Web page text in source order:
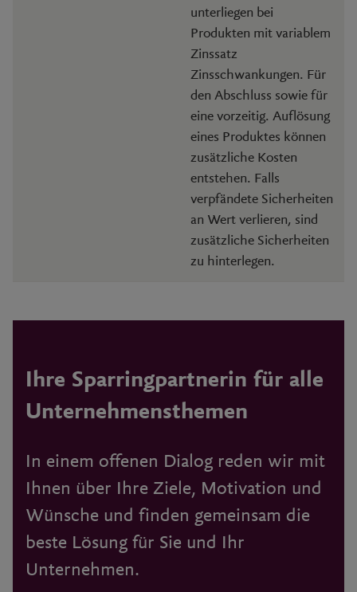
unterliegen bei
Produkten mit variablem
Zinssatz
Zinsschwankungen. Für
den Abschluss sowie für
eine vorzeitig. Auflösung
eines Produktes können
zusätzliche Kosten
entstehen. Falls
verpfändete Sicherheiten
an Wert verlieren, sind
zusätzliche Sicherheiten
zu hinterlegen.
Ihre Sparringpartnerin für alle
Unternehmensthemen
In einem offenen Dialog reden wir mit
Ihnen über Ihre Ziele, Motivation und
Wünsche und finden gemeinsam die
beste Lösung für Sie und Ihr
Unternehmen.